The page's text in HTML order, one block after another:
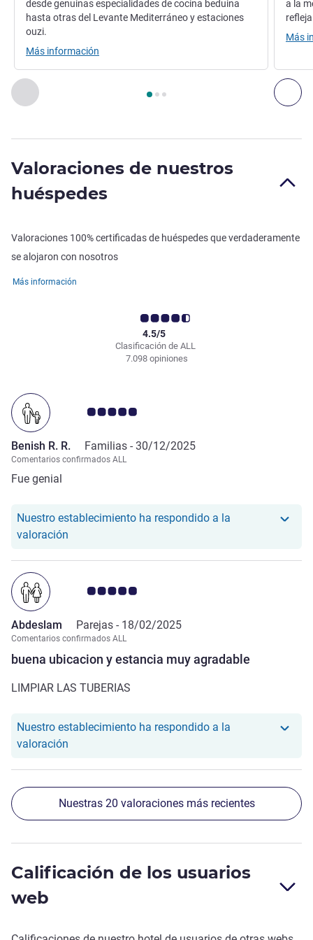
Anterior - Restaurante
Página , Restaurante 1 : AL DIRA , Restaurante 2 :
desde genuinas especialidades de cocina beduina
hasta otras del Levante Mediterráneo y estaciones
ouzi.
Más información
a la
Más
Valoraciones de nuestros
huéspedes
Valoraciones 100% certificadas de huéspedes que verdaderamente
se alojaron con nosotros
Más información
Clasificación de ALL
4.5/5
7.098 opiniones
Nota de clientes de Avis 5.0/5
Benish R. R. Familias - 30/12/2025
Comentarios confirmados ALL
Fue genial
Nuestro establecimiento ha respondido a la
valoración
buena ubicacion y estancia muy agradable
Nota de clientes de Avis 5.0/5
Abdeslam Parejas - 18/02/2025
Comentarios confirmados ALL
LIMPIAR LAS TUBERIAS
Nuestro establecimiento ha respondido a la
valoración
Nuestras 20 valoraciones más recientes
Calificación de los usuarios
web